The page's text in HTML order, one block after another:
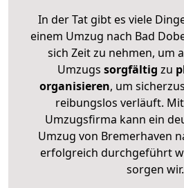
In der Tat gibt es viele
einem Umzug nach Bad
sich Zeit zu nehmen, um
Umzugs sorgfältig zu
organisieren, um
reibungslos verläuft.
Umzugsfirma kann ein
Umzug von Bremerhaven
erfolgreich durchgeführt
sorgen wir.